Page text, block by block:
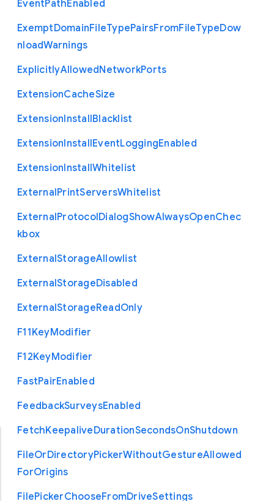
EventPathEnabled
ExemptDomainFileTypePairsFromFileTypeDow
nloadWarnings
ExplicitlyAllowedNetworkPorts
ExtensionCacheSize
ExtensionInstallBlacklist
ExtensionInstallEventLoggingEnabled
ExtensionInstallWhitelist
ExternalPrintServersWhitelist
ExternalProtocolDialogShowAlwaysOpenChec
kbox
ExternalStorageAllowlist
ExternalStorageDisabled
ExternalStorageReadOnly
F11KeyModifier
F12KeyModifier
FastPairEnabled
FeedbackSurveysEnabled
FetchKeepaliveDurationSecondsOnShutdown
FileOrDirectoryPickerWithoutGestureAllowed
ForOrigins
FilePickerChooseFromDriveSettings